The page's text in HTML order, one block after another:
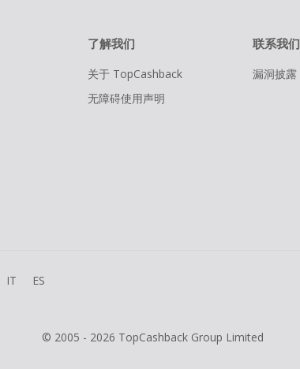
了解我们
关于 TopCashback
无障碍使用声明
联系我们
漏洞披露
IT ES
© 2005 - 2026 TopCashback Group Limited